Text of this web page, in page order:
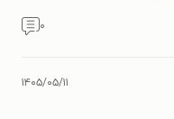
۰
۱۴۰۵/۰۵/۱۱